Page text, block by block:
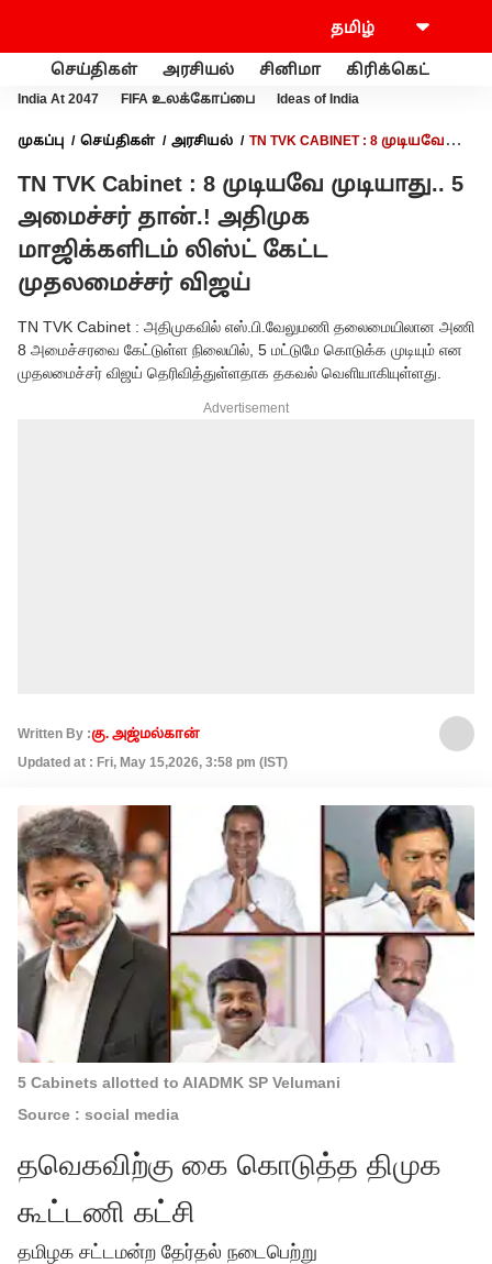
செய்திகள் அரசியல் சினிமா கிரிக்கெட்
India At 2047 FIFA உலக்கோப்பை Ideas of India
முகப்பு செய்திகள் அரசியல்
TN TVK CABINET : 8 முடியவே
முதலமைச்சர் விஜய்
TN TVK Cabinet : 8 முடியவே முடியாது.. 5
அமைச்சர் தான்.! அதிமுக
மாஜிக்களிடம் லிஸ்ட் கேட்ட
முதலமைச்சர் விஜய்
TN TVK Cabinet : அதிமுகவில் எஸ்.பி.வேலுமணி தலைமையிலான அணி
8 அமைச்சரவை கேட்டுள்ள நிலையில், 5 மட்டுமே கொடுக்க முடியும் என
முதலமைச்சர் விஜய் தெரிவித்துள்ளதாக தகவல் வெளியாகியுள்ளது.
Advertisement
Written By :கு. அஜ்மல்கான்
Updated at : Fri, May 15,2026, 3:58 pm (IST)
5 Cabinets allotted to AIADMK SP Velumani
Source : social media
தவெகவிற்கு கை கொடுத்த திமுக
கூட்டணி கட்சி
தமிழக சட்டமன்ற தேர்தல் நடைபெற்று